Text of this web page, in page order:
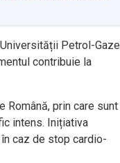
Petrol-Gaze
contribuie la
Română, prin care sunt
intens. Inițiativa
caz de stop cardio-